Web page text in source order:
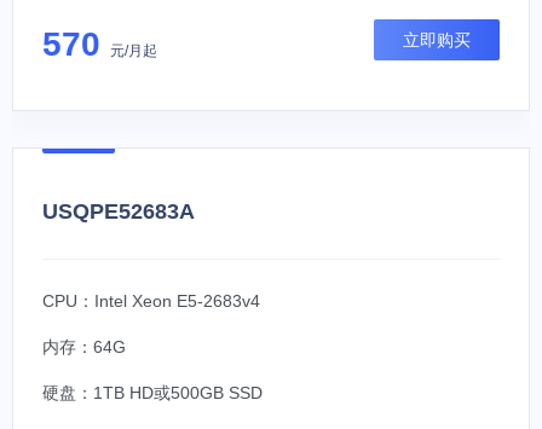
570 元/月起
立即购买
USQPE52683A
CPU：Intel Xeon E5-2683v4
内存：64G
硬盘：1TB HD或500GB SSD